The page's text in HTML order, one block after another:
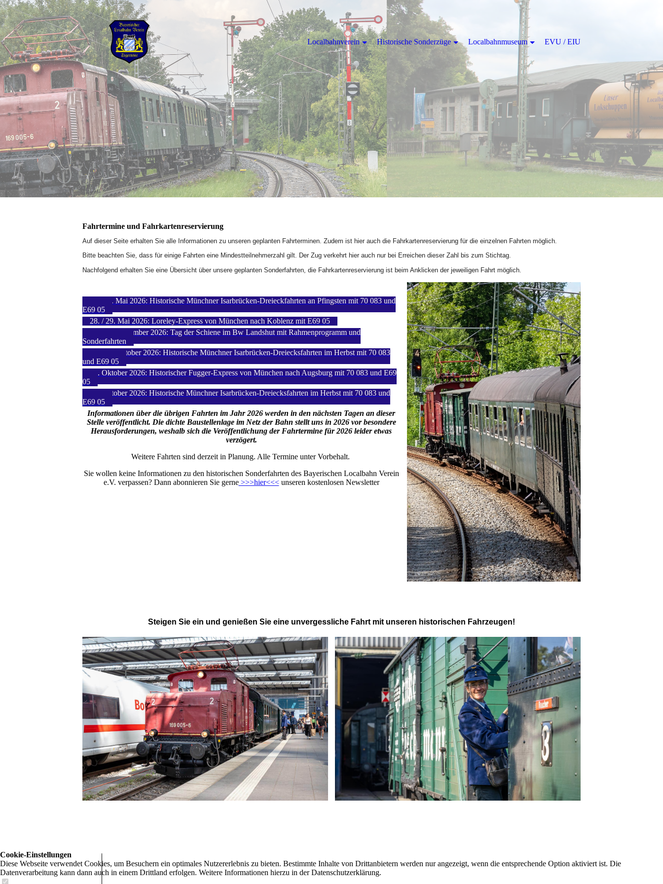
Fahrtermine und Fahrkartenreservierung
Auf dieser Seite erhalten Sie alle Informationen zu unseren geplanten Fahrterminen. Zudem ist hier auch die Fahrkartenreservierung für die einzelnen Fahrten möglich.
Bitte beachten Sie, dass für einige Fahrten eine Mindestteilnehmerzahl gilt. Der Zug verkehrt hier auch nur bei Erreichen dieser Zahl bis zum Stichtag.
Nachfolgend erhalten Sie eine Übersicht über unsere geplanten Sonderfahrten, die Fahrkartenreservierung ist beim Anklicken der jeweiligen Fahrt möglich.
24./ 25. Mai 2026: Historische Münchner Isarbrücken-Dreieckfahrten an Pfingsten mit 70 083 und
E69 05
28. / 29. Mai 2026: Loreley-Express von München nach Koblenz mit E69 05
19./ 20. September 2026: Tag der Schiene im Bw Landshut mit Rahmenprogramm und
Sonderfahrten
17./ 18. Oktober 2026: Historische Münchner Isarbrücken-Dreiecksfahrten im Herbst mit 70 083
und E69 05
24. Oktober 2026: Historischer Fugger-Express von München nach Augsburg mit 70 083 und E69
05
25. Oktober 2026: Historische Münchner Isarbrücken-Dreiecksfahrten im Herbst mit 70 083 und
E69 05
Informationen über die übrigen Fahrten im Jahr 2026 werden in den nächsten Tagen an dieser
Stelle veröffentlicht. Die dichte Baustellenlage im Netz der Bahn stellt uns in 2026 vor besondere
Herausforderungen, weshalb sich die Veröffentlichung der Fahrtermine für 2026 leider etwas
verzögert.
Weitere Fahrten sind derzeit in Planung. Alle Termine unter Vorbehalt.
Sie wollen keine Informationen zu den historischen Sonderfahrten des Bayerischen Localbahn Verein
e.V. verpassen? Dann abonnieren Sie gerne>>>hier<<<unseren kostenlosen Newsletter
Steigen Sie ein und genießen Sie eine unvergessliche Fahrt mit unseren historischen Fahrzeugen!
Localbahnverein Historische Sonderzüge Localbahnmuseum EVU / EIU
Cookie-Einstellungen
Diese Webseite verwendet Cookies, um Besuchern ein optimales Nutzererlebnis zu bieten. Bestimmte Inhalte von Drittanbietern werden nur angezeigt, wenn die entsprechende Option aktiviert ist. Die
Datenverarbeitung kann dann auch in einem Drittland erfolgen. Weitere Informationen hierzu in der Datenschutzerklärung.